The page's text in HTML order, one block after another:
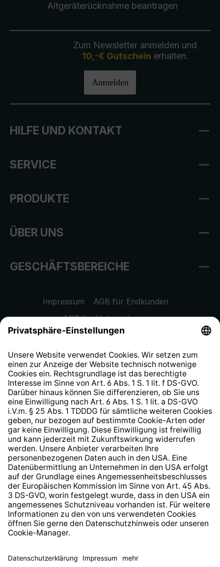
Altgeräterücknahmebeantragen
Zum Newsletter anmelden und
10,-€ Gutschein erhalten.
Anmelden
HILFE UND KONTAKT
SERVICE
PRODUKTE
ÜBER UNS
GESCHÄFTSBEREICHE
Impressum
AGB für Endkunden
AGB für Unternehmen
Datenschutzhinweis
Widerrufsrecht
Hinweisgeberschutzsystem
Barrierefreiheit
* Alle Preise inkl. gesetzl. Mehrwertsteuer zzgl.
anders angegeben.